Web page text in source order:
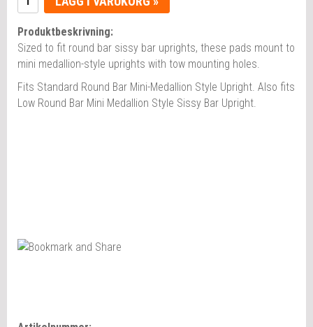
Produktbeskrivning:
Sized to fit round bar sissy bar uprights, these pads mount to
mini medallion-style uprights with tow mounting holes.
Fits Standard Round Bar Mini-Medallion Style Upright. Also fits
Low Round Bar Mini Medallion Style Sissy Bar Upright.